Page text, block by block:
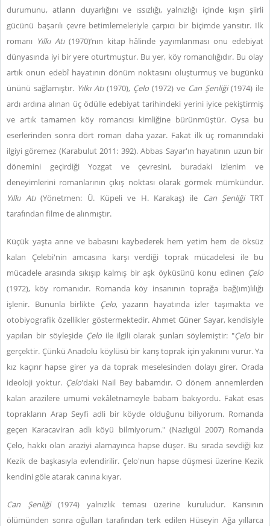
durumunu, atların duyarlığını ve ıssızlığı, yalnızlığı içinde kışın şiirli
gücünü başarılı çevre betimlemeleriyle çarpıcı bir biçimde yansıtır. İlk
romanı Yılkı Atı(1970)’nın kitap hâlinde yayımlanması onu edebiyat
dünyasında iyi bir yere oturtmuştur. Bu yer, köy romancılığıdır. Bu olay
artık onun edebî hayatının dönüm noktasını oluşturmuş ve bugünkü
ününü sağlamıştır. Yılkı Atı(1970), Çelo (1972) ve Can Şenliği(1974) ile
ardı ardına alınan üç ödülle edebiyat tarihindeki yerini iyice pekiştirmiş
ve artık tamamen köy romancısı kimliğine bürünmüştür. Oysa bu
eserlerinden sonra dört roman daha yazar. Fakat ilk üç romanındaki
ilgiyi göremez (Karabulut 2011: 392). Abbas Sayar'ın hayatının uzun bir
dönemini geçirdiği Yozgat ve çevresini, buradaki izlenim ve
deneyimlerini romanlarının çıkış noktası olarak görmek mümkündür.
Yılkı Atı(Yönetmen: Ü. Küpeli ve H. Karakaş) ile Can ŞenliğiTRT
tarafından filme de alınmıştır.
Küçük yaşta anne ve babasını kaybederek hem yetim hem de öksüz
kalan Çelebi'nin amcasına karşı verdiği toprak mücadelesi ile bu
mücadele arasında sıkışıp kalmış bir aşk öyküsünü konu edinen Çelo
(1972), köy romanıdır. Romanda köy insanının toprağa bağ(ım)lılığı
işlenir. Bununla birlikte Çelo, yazarın hayatında izler taşımakta ve
otobiyografik özellikler göstermektedir. Ahmet Güner Sayar, kendisiyle
yapılan bir söyleşide Çelo ile ilgili olarak şunları söylemiştir: "Çelo bir
gerçektir. Çünkü Anadolu köylüsü bir karış toprak için yakınını vurur. Ya
kız kaçırır hapse girer ya da toprak meselesinden dolayı girer. Orada
ideoloji yoktur. Çelo'daki Nail Bey babamdır. O dönem annemlerden
kalan arazilere umumi vekâletnameyle babam bakıyordu. Fakat esas
toprakların Arap Seyfi adli bir köyde olduğunu biliyorum. Romanda
geçen Karacaviran adlı köyü bilmiyorum." (Nazlıgül 2007) Romanda
Çelo, hakkı olan araziyi alamayınca hapse düşer. Bu sırada sevdiği kız
Kezik de başkasıyla evlendirilir. Çelo'nun hapse düşmesi üzerine Kezik
kendini göle atarak canına kıyar.
Can Şenliği (1974) yalnızlık teması üzerine kuruludur. Karısının
ölümünden sonra oğulları tarafından terk edilen Hüseyin Ağa yıllarca